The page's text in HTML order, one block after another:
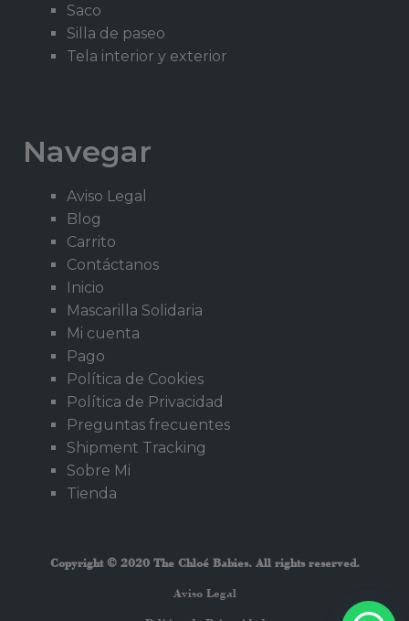
Saco
Silla de paseo
Tela interior y exterior
Navegar
Aviso Legal
Blog
Carrito
Contáctanos
Inicio
Mascarilla Solidaria
Mi cuenta
Pago
Política de Cookies
Política de Privacidad
Preguntas frecuentes
Shipment Tracking
Sobre Mi
Tienda
Copyright © 2020 The Chloé Babies. All rights reserved.
Aviso Legal